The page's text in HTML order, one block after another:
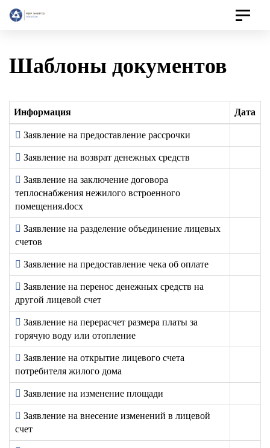
Toggle
Шаблоны документов
Информация Дата
Заявление на предоставление рассрочки
Заявление на возврат денежных средств
Заявление на заключение договора
теплоснабжения нежилого встроенного
помещения.docx
Заявление на разделение объединение лицевых
счетов
Заявление на предоставление чека об оплате
Заявление на перенос денежных средств на
другой лицевой счет
Заявление на перерасчет размера платы за
горячую воду или отопление
Заявление на открытие лицевого счета
потребителя жилого дома
Заявление на изменение площади
Заявление на внесение изменений в лицевой
счет